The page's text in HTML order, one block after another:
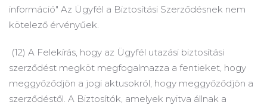
információ" Az Ügyfél a Biztosítási Szerződésnek nem
kötelező érvényűek.
(12) A Felekírás, hogy az Ügyfél utazási biztosítási
szerződést megköt megfogalmazza a fentieket, hogy
meggyőződjön a jogi aktusokról, hogy meggyőződjön a
szerződéstől. A Biztosítók, amelyek nyitva állnak a